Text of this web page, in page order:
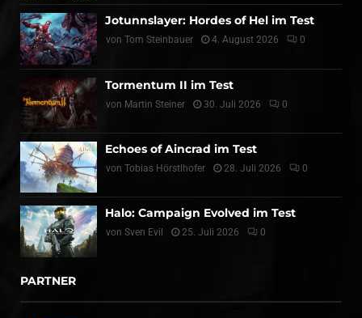
Jotunnslayer: Hordes of Hel im Test
von Tom Steinbauer 4. August 2026 0
Tormentum II im Test
von Martin Steiner 30. Juli 2026 0
Echoes of Aincrad im Test
von Tobias Hörstlhofer 28. Juli 2026 0
Halo: Campaign Evolved im Test
von Sven Evil 25. Juli 2026 0
PARTNER